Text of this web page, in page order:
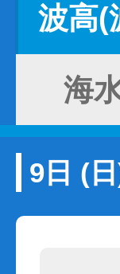
波高(
海
9日 (